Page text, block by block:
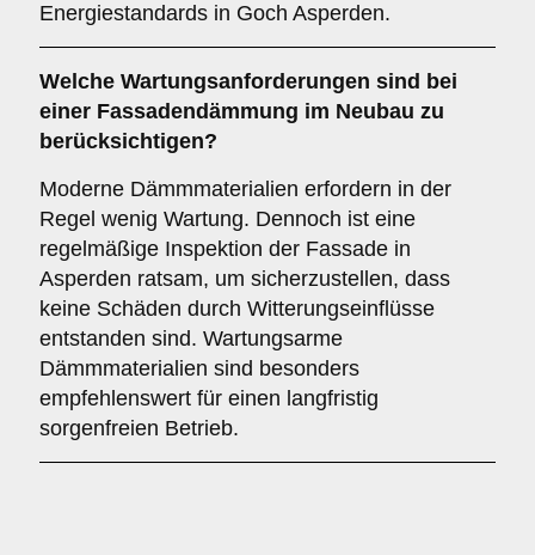
Energiestandards in Goch Asperden.
Welche Wartungsanforderungen sind bei
einer Fassadendämmung im Neubau zu
berücksichtigen?
Moderne Dämmmaterialien erfordern in der
Regel wenig Wartung. Dennoch ist eine
regelmäßige Inspektion der Fassade in
Asperden ratsam, um sicherzustellen, dass
keine Schäden durch Witterungseinflüsse
entstanden sind. Wartungsarme
Dämmmaterialien sind besonders
empfehlenswert für einen langfristig
sorgenfreien Betrieb.